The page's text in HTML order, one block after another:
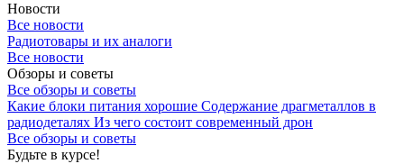
Новости
Все новости
Радиотовары и их аналоги
Все новости
Обзоры и советы
Все обзоры и советы
Какие блоки питания хорошие Содержание драгметаллов в
радиодеталях Из чего состоит современный дрон
Все обзоры и советы
Будьте в курсе!